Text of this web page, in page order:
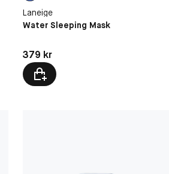
Laneige
Water Sleeping Mask
Pris: 379 kr
379 kr